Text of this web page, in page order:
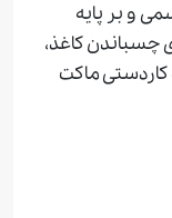
و بر پایه
چسباندن کاغذ،
ماکت